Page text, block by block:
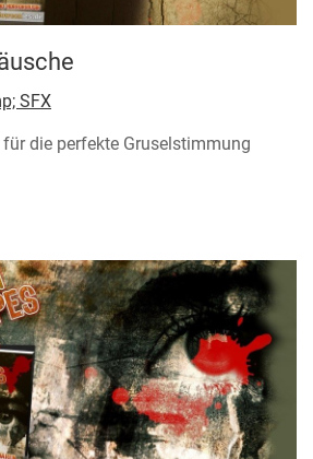
SFX
die perfekte Gruselstimmung